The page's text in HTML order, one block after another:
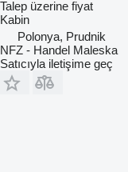
Talep üzerine fiyat
Kabin
Polonya, Prudnik
NFZ - Handel Maleska
Satıcıyla iletişime geç